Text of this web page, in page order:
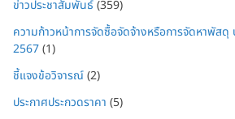
ข่าวประชาสัมพันธ์(359)
ความก้าวหน้าการจัดซื้อจัดจ้างหรือการจัดหาพัส
2567(1)
ชี้แจงข้อวิจารณ์(2)
ประกาศประกวดราคา (5)